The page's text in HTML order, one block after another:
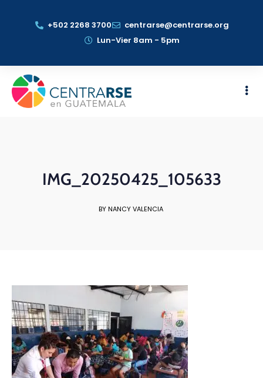
+502 2268 3700
centrarse@centrarse.org
Lun-Vier 8am - 5pm
IMG_20250425_105633
BY NANCY VALENCIA